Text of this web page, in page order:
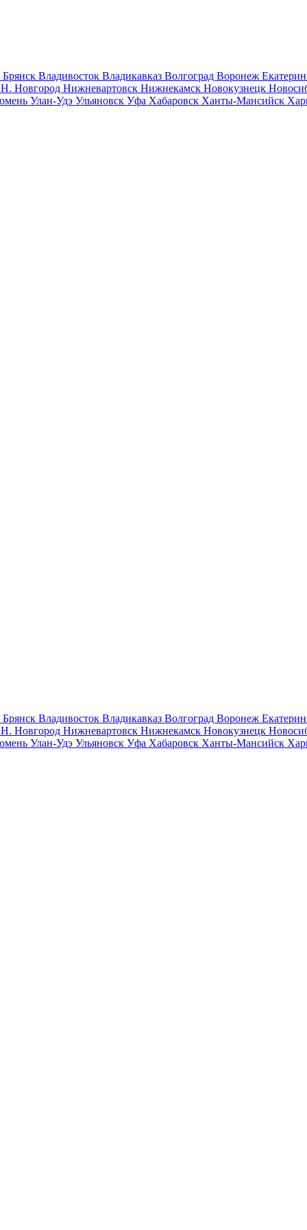
Брянск Владивосток Владикавказ Волгоград Воронеж
Н. Новгород Нижневартовск Нижнекамск Новокузнецк
Улан-Удэ Ульяновск Уфа Хабаровск Ханты-Мансийск
Брянск Владивосток Владикавказ Волгоград Воронеж
Н. Новгород Нижневартовск Нижнекамск Новокузнецк
Улан-Удэ Ульяновск Уфа Хабаровск Ханты-Мансийск